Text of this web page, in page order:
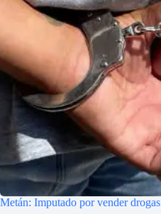
Metán: Imputado por vender drogas